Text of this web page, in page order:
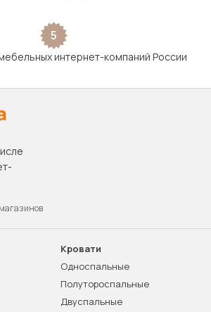
5
интернет-компаний России
Кровати
Односпальные
Полутороспальные
Двуспальные